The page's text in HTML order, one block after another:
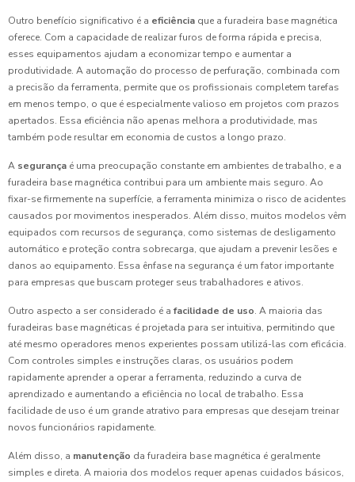
Outro benefício significativo é a eficiência que a furadeira base magnética
oferece. Com a capacidade de realizar furos de forma rápida e precisa,
esses equipamentos ajudam a economizar tempo e aumentar a
produtividade. A automação do processo de perfuração, combinada com
a precisão da ferramenta, permite que os profissionais completem tarefas
em menos tempo, o que é especialmente valioso em projetos com prazos
apertados. Essa eficiência não apenas melhora a produtividade, mas
também pode resultar em economia de custos a longo prazo.
A segurança é uma preocupação constante em ambientes de trabalho, e a
furadeira base magnética contribui para um ambiente mais seguro. Ao
fixar-se firmemente na superfície, a ferramenta minimiza o risco de acidentes
causados por movimentos inesperados. Além disso, muitos modelos vêm
equipados com recursos de segurança, como sistemas de desligamento
automático e proteção contra sobrecarga, que ajudam a prevenir lesões e
danos ao equipamento. Essa ênfase na segurança é um fator importante
para empresas que buscam proteger seus trabalhadores e ativos.
Outro aspecto a ser considerado é a facilidade de uso. A maioria das
furadeiras base magnéticas é projetada para ser intuitiva, permitindo que
até mesmo operadores menos experientes possam utilizá-las com eficácia.
Com controles simples e instruções claras, os usuários podem
rapidamente aprender a operar a ferramenta, reduzindo a curva de
aprendizado e aumentando a eficiência no local de trabalho. Essa
facilidade de uso é um grande atrativo para empresas que desejam treinar
novos funcionários rapidamente.
Além disso, a manutenção da furadeira base magnética é geralmente
simples e direta. A maioria dos modelos requer apenas cuidados básicos,